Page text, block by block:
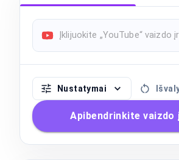
Nustatymai
Apibendrinkite vaizdo